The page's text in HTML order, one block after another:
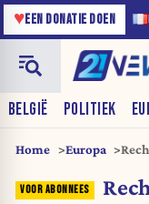
♥EEN DONATIE DOEN
BELGIË POLITIEK
Home Europa